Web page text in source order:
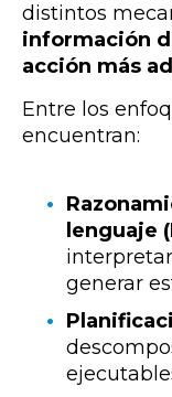
distintos
información
acción más
Entre los
encuentran:
lenguaje
generar